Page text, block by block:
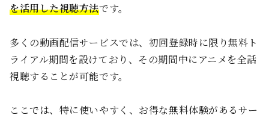
を活用した視聴方法です。
多くの動画配信サービスでは、初回登録時に限り無料ト
ライアル期間を設けており、その期間中にアニメを全話
視聴することが可能です。
ここでは、特に使いやすく、お得な無料体験があるサー